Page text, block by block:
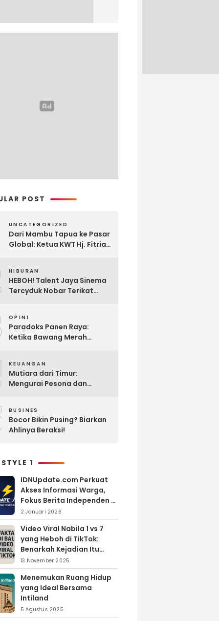
POST
UNCATEGORIZED
Dari Mambu Tapua ke Pasar
Global: Ketua KWT Hj. Fitria
Negeri
HIBURAN
HEBOH! Talent Jaya Sinema
Tercyduk Nobar Terikat
OPINI
Paradoks Panen Raya:
Ketika Bawang Merah
KEUANGAN
Mutiara dari Timur:
Mengurai Pesona dan
BUSINES
Bocor Bikin Pusing? Biarkan
Ahlinya Beraksi!
1
IDNUpdate.com Perkuat
Akses Informasi Warga,
Fokus Berita Independen di
Kabupaten Banyuasin
2 Januari 2026
Video Viral Nabila 1 vs 7
yang Heboh di TikTok:
Benarkah Kejadian Itu
Nyata?
13 November 2025
Menemukan Ruang Hidup
yang Ideal Bersama
Intiland
5 Agustus 2025